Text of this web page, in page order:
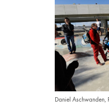
Daniel Aschwanden,